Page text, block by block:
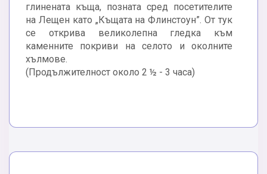
глинената къща, позната сред посетителите
на Лещен като „Къщата на Флинстоун”. От тук
се открива великолепна гледка към
каменните покриви на селото и околните
хълмове.
(Продължителност около 2 ½ - 3 часа)